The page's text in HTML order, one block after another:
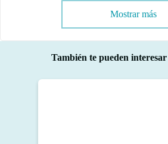
Mostrar más
También te pueden interesar